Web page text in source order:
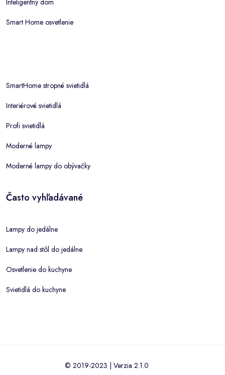
Inteligentný dom
Smart Home osvetlenie
SmartHome stropné svietidlá
Interiérové svietidlá
Profi svietidlá
Moderné lampy
Moderné lampy do obývačky
Často vyhľadávané
Lampy do jedálne
Lampy nad stôl do jedálne
Osvetlenie do kuchyne
Svietidlá do kuchyne
© 2019-2023 | Verzia 2.1.0